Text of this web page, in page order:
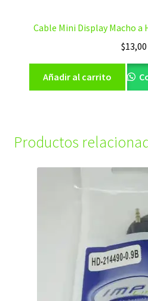
Cable Mini Display Macho a
$13,00
Añadir al carrito
Productos